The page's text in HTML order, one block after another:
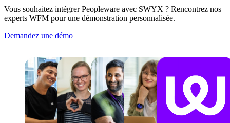
Vous souhaitez intégrer Peopleware avec SWYX ? Rencontrez nos
experts WFM pour une démonstration personnalisée.
Demandez une démo